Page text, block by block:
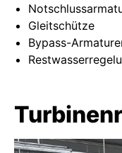
Gleitschütze
Bypass-